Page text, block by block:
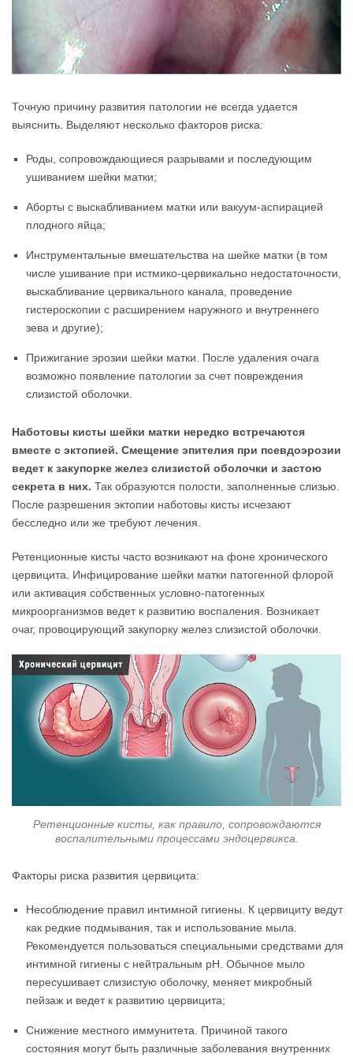
Точную причину развития патологии не всегда удается
выяснить. Выделяют несколько факторов риска:
Роды, сопровождающиеся разрывами и последующим
ушиванием шейки матки;
Аборты с выскабливанием матки или вакуум-аспирацией
плодного яйца;
Инструментальные вмешательства на шейке матки (в том
числе ушивание при истмико-цервикально недостаточности,
выскабливание цервикального канала, проведение
гистероскопии с расширением наружного и внутреннего
зева и другие);
Прижигание эрозии шейки матки. После удаления очага
возможно появление патологии за счет повреждения
слизистой оболочки.
Наботовы кисты шейки матки нередко встречаются
вместе с эктопией. Смещение эпителия при псевдоэрозии
ведет к закупорке желез слизистой оболочки и застою
секрета в них. Так образуются полости, заполненные слизью.
После разрешения эктопии наботовы кисты исчезают
бесследно или же требуют лечения.
Ретенционные кисты часто возникают на фоне хронического
цервицита. Инфицирование шейки матки патогенной флорой
или активация собственных условно-патогенных
микроорганизмов ведет к развитию воспаления. Возникает
очаг, провоцирующий закупорку желез слизистой оболочки.
Ретенционные кисты, как правило, сопровождаются
воспалительными процессами эндоцервикса.
Факторы риска развития цервицита:
Несоблюдение правил интимной гигиены. К цервициту ведут
как редкие подмывания, так и использование мыла.
Рекомендуется пользоваться специальными средствами для
интимной гигиены с нейтральным pH. Обычное мыло
пересушивает слизистую оболочку, меняет микробный
пейзаж и ведет к развитию цервицита;
Снижение местного иммунитета. Причиной такого
состояния могут быть различные заболевания внутренних